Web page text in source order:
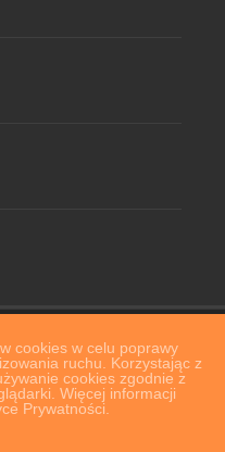
cookies w celu poprawy
ruchu. Korzystając z
cookies zgodnie z
Więcej informacji
Prywatności.
at Red Rocks